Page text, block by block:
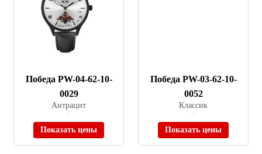
Победа PW-04-62-10-
0029
Антрацит
Показать цены
Победа PW-03-62-10-
0052
Классик
Показать цены